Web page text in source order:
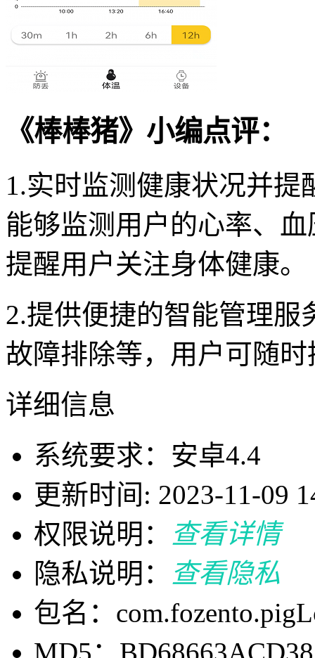
《棒棒猪》小编点评：
1.实时监测健康状况并
能够监测用户的心率、
提醒用户关注身体健康。
2.提供便捷的智能管理
故障排除等，用户可随
详细信息
系统要求：安卓4.4
更新时间: 2023-11-09
权限说明：
查看详情
隐私说明：
查看隐私
包名：